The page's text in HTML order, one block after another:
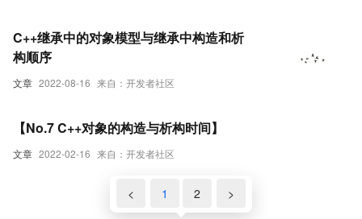
文章 2022-08-16 来自：开发者社区
C++继承中的对象模型与继承中构造和析
构顺序
文章 2022-02-16 来自：开发者社区
【No.7 C++对象的构造与析构时间】
< 1 2 >